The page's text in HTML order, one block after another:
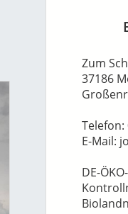
Zum
37186
Telefon:
E-Mail:
DE-